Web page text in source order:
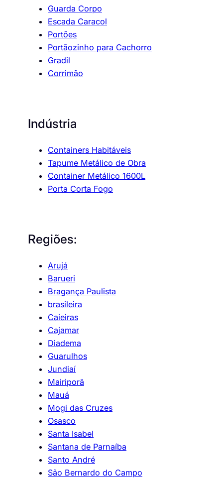
Guarda Corpo
Escada Caracol
Portões
Portãozinho para Cachorro
Gradil
Corrimão
Indústria
Containers Habitáveis
Tapume Metálico de Obra
Container Metálico 1600L
Porta Corta Fogo
Regiões:
Arujá
Barueri
Bragança Paulista
brasileira
Caieiras
Cajamar
Diadema
Guarulhos
Jundiaí
Mairiporã
Mauá
Mogi das Cruzes
Osasco
Santa Isabel
Santana de Parnaíba
Santo André
São Bernardo do Campo